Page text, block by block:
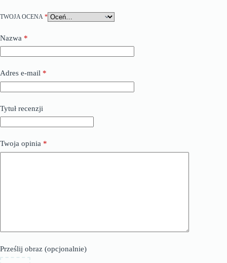
TWOJA OCENA *
Nazwa *
Adres e-mail *
Tytuł recenzji
Twoja opinia *
Prześlij obraz (opcjonalnie)